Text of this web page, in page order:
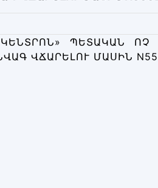
ՊԵՏԱԿԱՆ ՈՉ
ՎՃԱՐԵԼՈՒ ՄԱՍԻՆ